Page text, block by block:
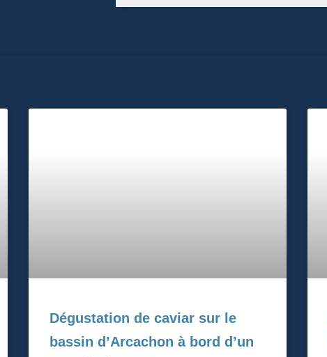
Dégustation de caviar sur le
bassin d’Arcachon à bord d’un